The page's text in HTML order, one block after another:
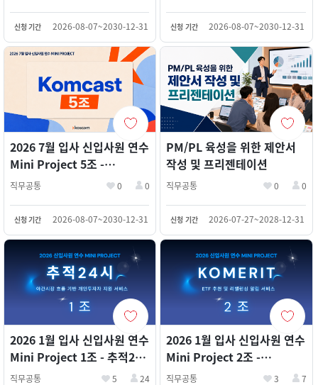
신청 기간 2026-08-07~2030-12-31 신청 기간 2026-08-07~2030-12-31
2026 7월 입사 신입사원 연수
Mini Project 5조 -
Komcast
직무공통 0 0
신청 기간 2026-08-07~2030-12-31
PM/PL 육성을 위한 제안서
작성 및 프리젠테이션
직무공통 0 0
신청 기간 2026-07-27~2028-12-31
2026 1월 입사 신입사원 연수
Mini Project 1조 - 추적24
시 (1등)
직무공통 5 24
2026 1월 입사 신입사원 연수
Mini Project 2조 -
KoMERIT
직무공통 3 7